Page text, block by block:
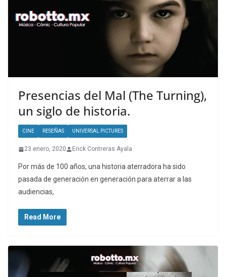
Presencias del Mal (The Turning),
un siglo de historia.
CINE RESEÑAS UNIVERSAL PICTURES
23 enero, 2020 Erick Contreras Ayala
Por más de 100 años, una historia aterradora ha sido
pasada de generación en generación para aterrar a las
audiencias,
Read More